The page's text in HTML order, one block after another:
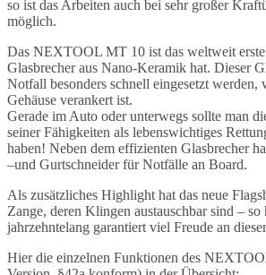
so ist das Arbeiten auch bei sehr großer
möglich.
Das NEXTOOL MT 10 ist das weltweit
Glasbrecher aus Nano-Keramik hat. Dieser
Notfall besonders schnell eingesetzt werden,
Gehäuse verankert ist.
Gerade im Auto oder unterwegs sollte man
seiner Fähigkeiten als lebenswichtiges
haben! Neben dem effizienten Glasbrecher
–und Gurtschneider für Notfälle an Board.
Als zusätzliches Highlight hat das neue
Zange, deren Klingen austauschbar sind – so
jahrzehntelang garantiert viel Freude an
Hier die einzelnen Funktionen des